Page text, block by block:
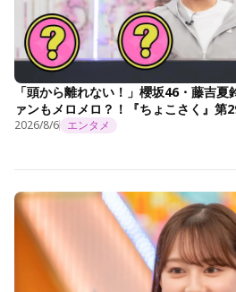
「頭から離れない！」櫻坂46・藤吉
ァンもメロメロ？！『ちょこさく』第
2026/8/6 エンタメ